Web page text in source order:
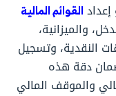
القوائم المالية
والميزانية،
النقدية، وتسجيل
دقة هذه
والموقف المالي